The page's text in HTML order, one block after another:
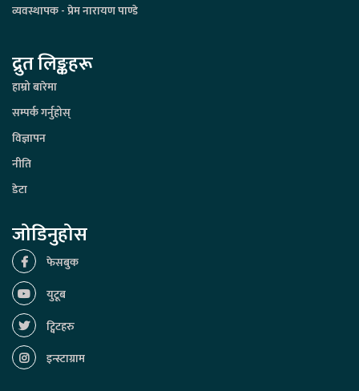
व्यवस्थापक - प्रेम नारायण पाण्डे
द्रुत लिङ्कहरू
हाम्रो बारेमा
सम्पर्क गर्नुहोस्
विज्ञापन
नीति
डेटा
जोडिनुहोस
फेसबुक
युटूब
ट्विटहरु
इन्स्टाग्राम